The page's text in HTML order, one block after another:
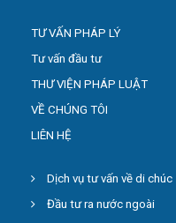
TƯ VẤN PHÁP LÝ
Tư vấn đầu tư
THƯ VIỆN PHÁP LUẬT
VỀ CHÚNG TÔI
LIÊN HỆ
Dịch vụ tư vấn về di chúc
Đầu tư ra nước ngoài